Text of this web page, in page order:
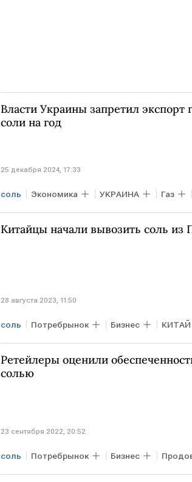
Власти Украины запретил экспорт
соли на год
25 декабря 2024, 17:33
соль Экономика УКРАИНА Газ
Китайцы начали вывозить соль из
28 августа 2023, 11:50
соль Потребрынок Бизнес КИТАЙ
АЭС "Фукусима — 1"
Ретейлеры оценили
солью
23 сентября 2022, 20:52
соль Потребрынок Бизнес